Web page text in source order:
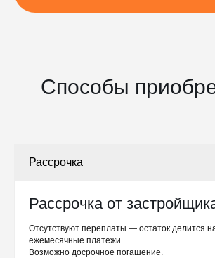
Способы
Рассрочка от
Отсутствуют переплаты — остаток делится
ежемесячные платежи.
Возможно досрочное погашение.